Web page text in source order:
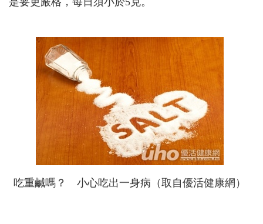
吃重鹹嗎？ 小心吃出一身病（取自優活健康網）